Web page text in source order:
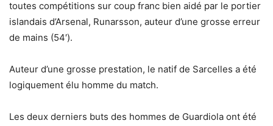
toutes compétitions sur coup franc bien aidé par le portier
islandais d’Arsenal, Runarsson, auteur d’une grosse erreur
de mains (54′).
Auteur d’une grosse prestation, le natif de Sarcelles a été
logiquement élu homme du match.
Les deux derniers buts des hommes de Guardiola ont été